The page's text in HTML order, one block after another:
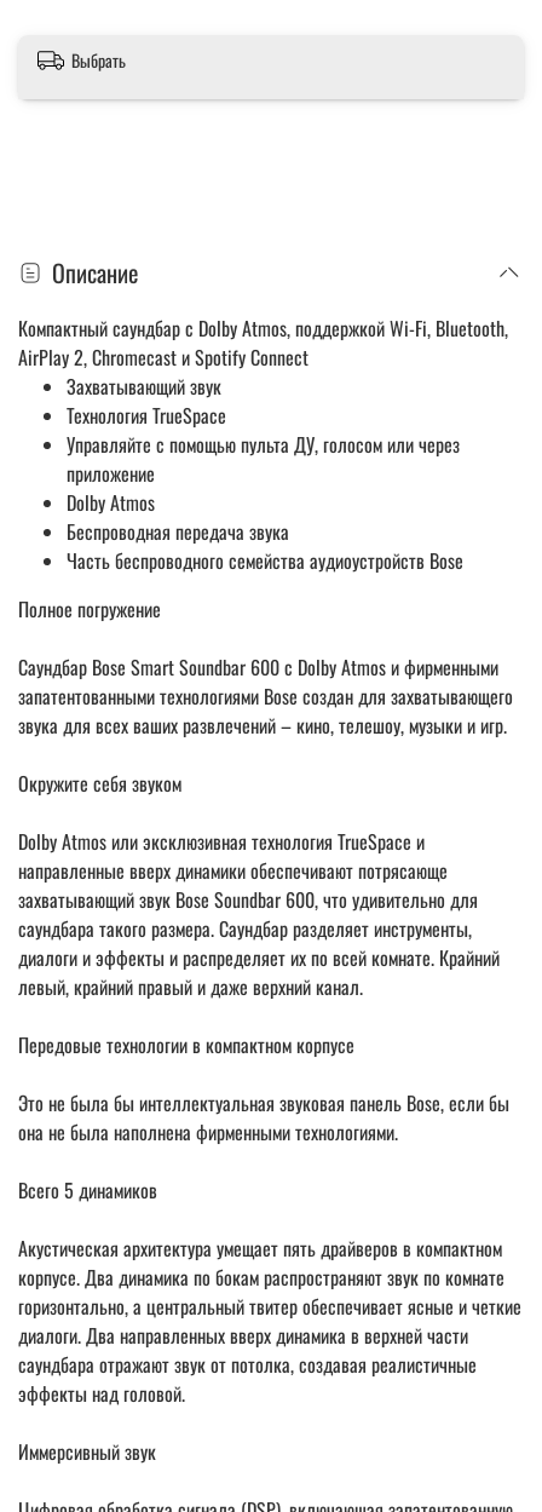
Выбрать
Описание
Компактный саундбар с Dolby Atmos, поддержкой Wi-Fi, Bluetooth,
AirPlay 2, Chromecast и Spotify Connect
Захватывающий звук
Технология TrueSpace
Управляйте с помощью пульта ДУ, голосом или через
приложение
Dolby Atmos
Беспроводная передача звука
Часть беспроводного семейства аудиоустройств Bose
Полное погружение
Саундбар Bose Smart Soundbar 600 с Dolby Atmos и фирменными
запатентованными технологиями Bose создан для захватывающего
звука для всех ваших развлечений – кино, телешоу, музыки и игр.
Окружите себя звуком
Dolby Atmos или эксклюзивная технология TrueSpace и
направленные вверх динамики обеспечивают потрясающе
захватывающий звук Bose Soundbar 600, что удивительно для
саундбара такого размера. Саундбар разделяет инструменты,
диалоги и эффекты и распределяет их по всей комнате. Крайний
левый, крайний правый и даже верхний канал.
Передовые технологии в компактном корпусе
Это не была бы интеллектуальная звуковая панель Bose, если бы
она не была наполнена фирменными технологиями.
Всего 5 динамиков
Акустическая архитектура умещает пять драйверов в компактном
корпусе. Два динамика по бокам распространяют звук по комнате
горизонтально, а центральный твитер обеспечивает ясные и четкие
диалоги. Два направленных вверх динамика в верхней части
саундбара отражают звук от потолка, создавая реалистичные
эффекты над головой.
Иммерсивный звук